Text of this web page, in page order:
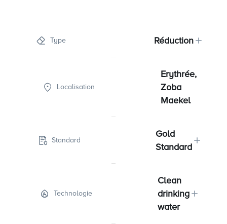
Type Réduction
Localisation
Erythrée,
Zoba
Maekel
Standard
Gold
Standard
Technologie
Clean
drinking
water